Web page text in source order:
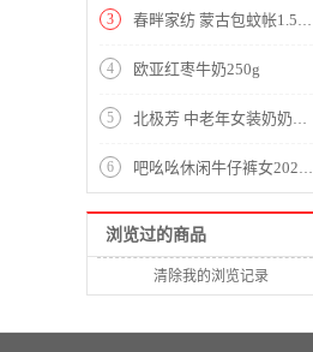
恤九分裤时尚
色 请拍对应
3 春畔家纺 蒙古包蚊帐1.5/1.8米床双人免安装全底防摔三开门家用纹帐 神秘森林-咖 1.5x2.0米床
4 欧亚红枣牛奶250g
5 北极芳 中老年女装奶奶装夏装套装印花妈妈装衬衫2020老年人女士中长袖中国风衬衣 093-2024 灰色套装 2XL【105-120斤】
6 吧吆吆休闲牛仔裤女2020夏季新款高腰女装宽松直筒哈伦裤百搭薄款天丝九分裤女裤小脚裤子潮 浅蓝夏款 28
浏览过的商品
清除我的浏览记录